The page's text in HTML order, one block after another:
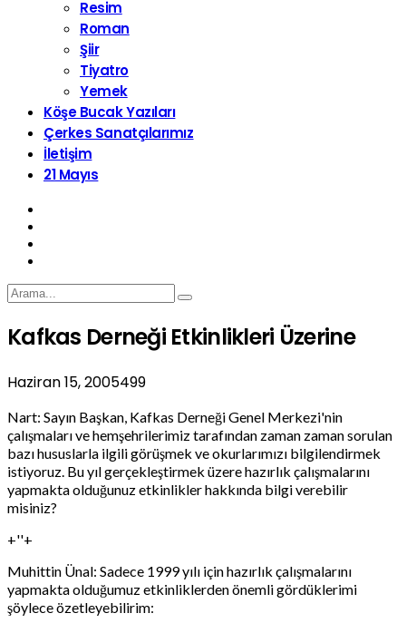
Resim
Roman
Şiir
Tiyatro
Yemek
Köşe Bucak Yazıları
Çerkes Sanatçılarımız
İletişim
21 Mayıs
Kafkas Derneği Etkinlikleri Üzerine
Haziran 15, 2005499
Nart: Sayın Başkan, Kafkas Derneği Genel Merkezi'nin
çalışmaları ve hemşehrilerimiz tarafından zaman zaman sorulan
bazı hususlarla ilgili görüşmek ve okurlarımızı bilgilendirmek
istiyoruz. Bu yıl gerçekleştirmek üzere hazırlık çalışmalarını
yapmakta olduğunuz etkinlikler hakkında bilgi verebilir
misiniz?
+''+
Muhittin Ünal: Sadece 1999 yılı için hazırlık çalışmalarını
yapmakta olduğumuz etkinliklerden önemli gördüklerimi
şöylece özetleyebilirim: